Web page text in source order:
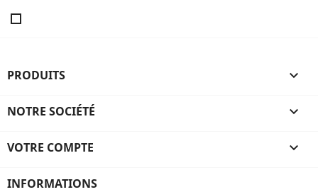
PRODUITS 
NOTRE SOCIÉTÉ 
VOTRE COMPTE 
INFORMATIONS